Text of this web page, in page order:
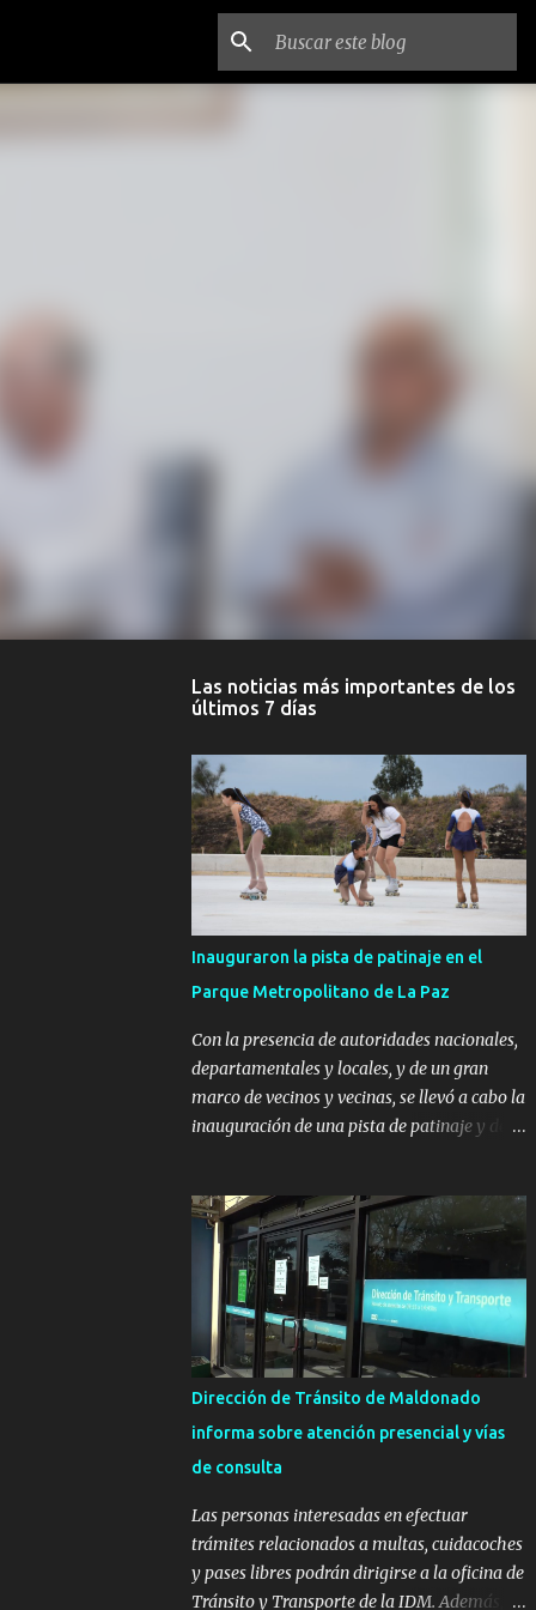
Las noticias más importantes de los
últimos 7 días
Inauguraron la pista de patinaje en el
Parque Metropolitano de La Paz
Con la presencia de autoridades nacionales,
departamentales y locales, y de un gran
marco de vecinos y vecinas, se llevó a cabo la
inauguración de una pista de patinaje y de
con el apoyo del Fondo + Local que es
impulsado por el Programa Uruguay
Integra, de la Dirección de Descentralización
e Inversión Pública de OPP, así como aportes
del Gobierno de Canelones y del Ministerio
de Transporte y Obras Públicas. La nueva
infraestructura deportiva consiste en una
hormigón sobre sus laterales. Su destino
será polifuncional, permitiendo la práctica
de eventos culturales. Próximo a la pista, se
instalaron juegos infantiles y equipamiento
urbano (bancos de hormigón y sets de
Dirección de Tránsito de Maldonado
informa sobre atención presencial y vías
de consulta
Las personas interesadas en efectuar
trámites relacionados a multas, cuidacoches
y pases libres podrán dirigirse a la oficina de
Tránsito y Transporte de la IDM. Además, la